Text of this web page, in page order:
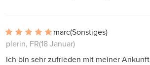
marc(Sonstiges)
plerin, FR(18 Januar)
Ich bin sehr zufrieden mit meiner Ankunft